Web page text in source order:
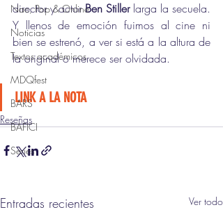
Nac, Pop & Online
Noticias
Textos académicos
MDQfest
BARS
BAFICI
Series
director y actor Ben Stiller larga la secuela.
Y llenos de emoción fuimos al cine ni
bien se estrenó, a ver si está a la altura de
la original o merece ser olvidada.
LINK A LA NOTA
Reseñas
Entradas recientes Ver todo